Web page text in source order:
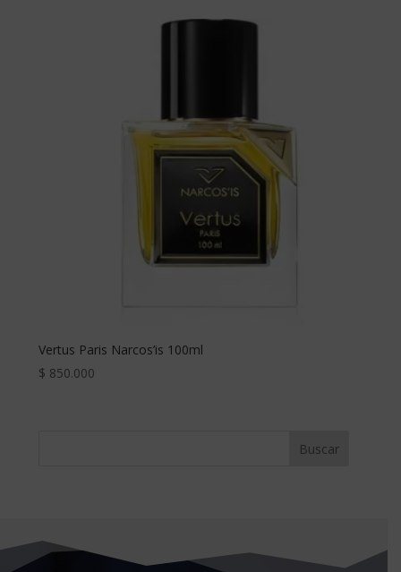
Vertus Paris Narcos’is 100ml
$ 850.000
Buscar